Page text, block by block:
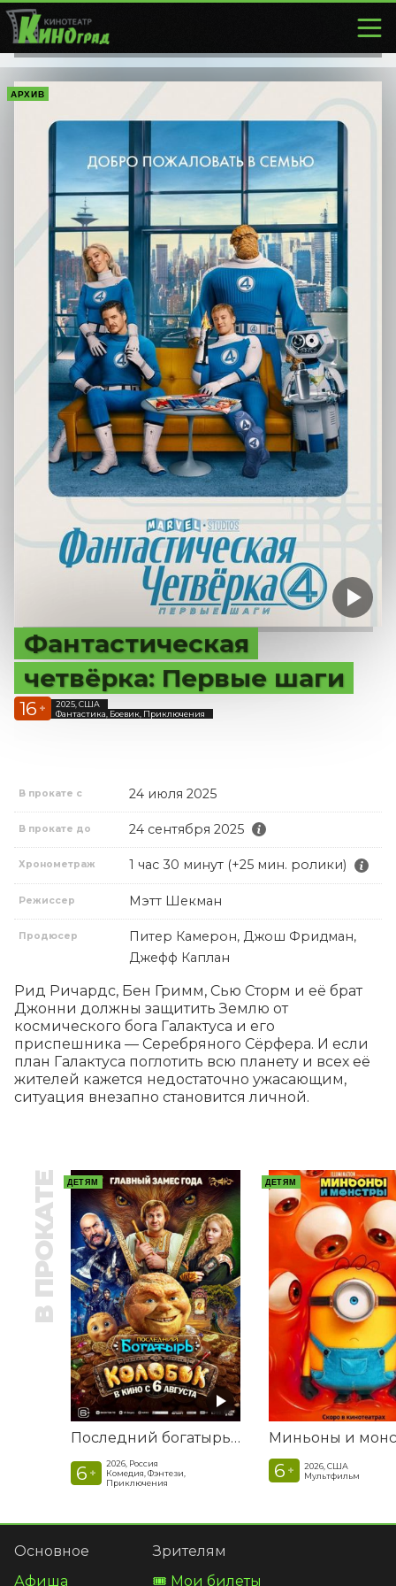
АРХИВ
Фантастическая
четвёрка: Первые шаги
16 +
2025, США
Фантастика, Боевик, Приключения
В прокате с 24 июля 2025
В прокате до 24 сентября 2025
Хронометраж 1 час 30 минут (+25 мин. ролики)
Режиссер Мэтт Шекман
Продюсер
Питер Камерон, Джош Фридман,
Джефф Каплан
Рид Ричардс, Бен Гримм, Сью Сторм и её брат
Джонни должны защитить Землю от
космического бога Галактуса и его
приспешника — Серебряного Сёрфера. И если
план Галактуса поглотить всю планету и всех её
жителей кажется недостаточно ужасающим,
ситуация внезапно становится личной.
В ПРОКАТЕ ДЕТЯМ
Последний богатырь. Колобок
6 +
2026, Россия
Комедия, Фэнтези,
Приключения
ДЕТЯМ
6 +
2026, США
Мультфильм
Основное
Афиша
Зрителям
🎟️ Мои билеты